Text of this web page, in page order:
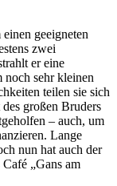
geeigneten
zwei
er eine
noch sehr kleinen
teilen sie sich
großen Bruders
– auch, um
Lange
nun hat auch der
„Gans am